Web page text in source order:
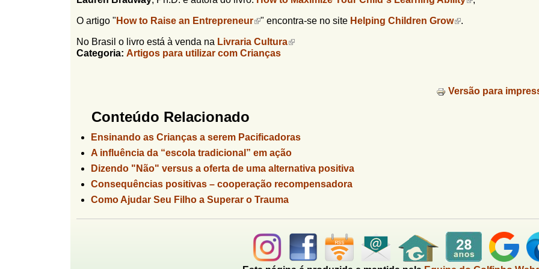
O artigo " How to Raise an Entrepreneur " encontra-se no site Helping Children Grow .
No Brasil o livro está à venda na Livraria Cultura
Categoria: Artigos para utilizar com Crianças
Versão para
Conteúdo Relacionado
Ensinando as Crianças a serem Pacificadoras
A influência da “escola tradicional” em ação
Dizendo "Não" versus a oferta de uma alternativa positiva
Consequências positivas – cooperação recompensadora
Como Ajudar Seu Filho a Superar o Trauma